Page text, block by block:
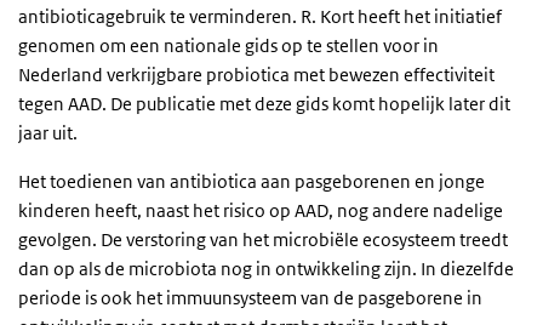
antibioticagebruik te verminderen. R. Kort heeft het initiatief
genomen om een nationale gids op te stellen voor in
Nederland verkrijgbare probiotica met bewezen effectiviteit
tegen AAD. De publicatie met deze gids komt hopelijk later dit
jaar uit.
Het toedienen van antibiotica aan pasgeborenen en jonge
kinderen heeft, naast het risico op AAD, nog andere nadelige
gevolgen. De verstoring van het microbiële ecosysteem treedt
dan op als de microbiota nog in ontwikkeling zijn. In diezelfde
periode is ook het immuunsysteem van de pasgeborene in